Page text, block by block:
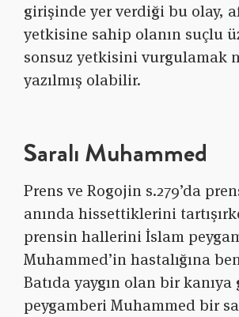
girişinde yer verdiği bu olay,
yetkisine sahip olanın suçlu
sonsuz yetkisini vurgulamak
yazılmış olabilir.
Saralı Muhammed
Prens ve Rogojin s.279’da
anında hissettiklerini
prensin hallerini İslam
Muhammed’in hastalığına
Batıda yaygın olan bir
peygamberi Muhammed bir